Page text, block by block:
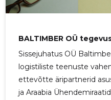
BALTIMBER OÜ
Sissejuhatus OÜ
logistiliste teenuste
ettevõtte äripartnerid
ja Araabia